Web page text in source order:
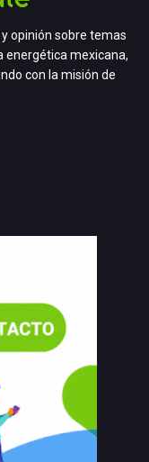
opinión sobre temas
energética mexicana,
con la misión de